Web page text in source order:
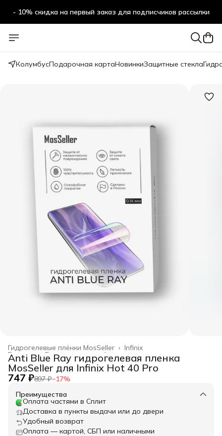
- 10% скидка на первый заказ для подписчиков рассылки
КолумбусПодарочная картаНовинкиЗащитные стекла
Infinix
Гидрогелевые плёнки MosSeller ›
Гидрогелевые плёнки ›
Главная ›
Anti Blue Ray гидрогелевая пленка
MosSeller для Infinix Hot 40 Pro
747 ₽897 ₽−17%
Преимущества
Оплата частями в Сплит
Доставка в пункты выдачи или до двери
Удобный возврат
Оплата — картой, СБП или наличными